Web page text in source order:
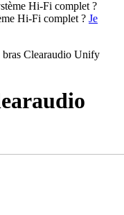
Hi-Fi complet ? Je
bras Clearaudio Unify